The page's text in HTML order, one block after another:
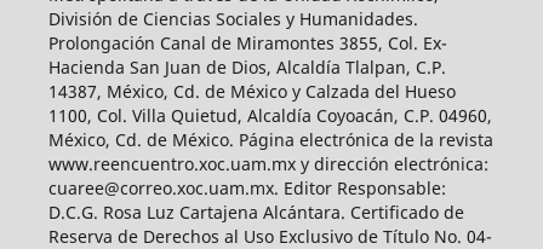
División de Ciencias Sociales y Humanidades.
Prolongación Canal de Miramontes 3855, Col. Ex-
Hacienda San Juan de Dios, Alcaldía Tlalpan, C.P.
14387, México, Cd. de México y Calzada del Hueso
1100, Col. Villa Quietud, Alcaldía Coyoacán, C.P. 04960,
México, Cd. de México. Página electrónica de la revista
www.reencuentro.xoc.uam.mx y dirección electrónica:
cuaree@correo.xoc.uam.mx. Editor Responsable:
D.C.G. Rosa Luz Cartajena Alcántara. Certificado de
Reserva de Derechos al Uso Exclusivo de Título No. 04-